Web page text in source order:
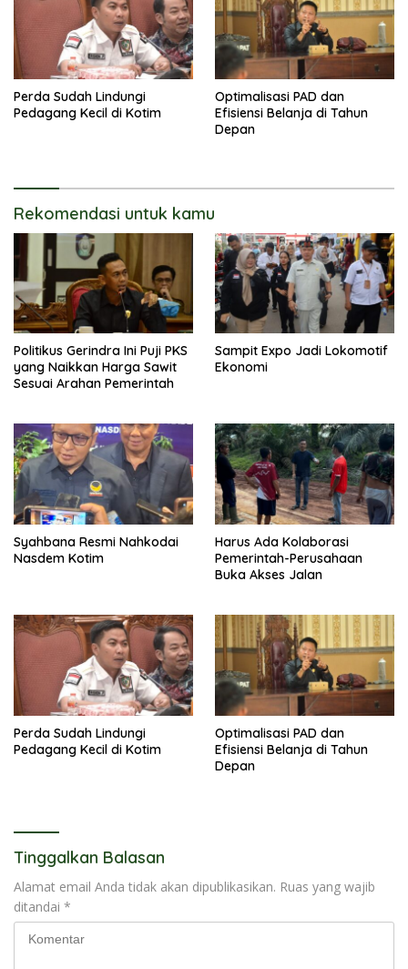
Perda Sudah Lindungi
Pedagang Kecil di Kotim
Optimalisasi PAD dan
Efisiensi Belanja di Tahun
Depan
Rekomendasi untuk kamu
Politikus Gerindra Ini Puji PKS
yang Naikkan Harga Sawit
Sesuai Arahan Pemerintah
Sampit Expo Jadi Lokomotif
Ekonomi
Syahbana Resmi Nahkodai
Nasdem Kotim
Harus Ada Kolaborasi
Pemerintah-Perusahaan
Buka Akses Jalan
Perda Sudah Lindungi
Pedagang Kecil di Kotim
Optimalisasi PAD dan
Efisiensi Belanja di Tahun
Depan
Tinggalkan Balasan
Alamat email Anda tidak akan dipublikasikan. Ruas yang wajib
ditandai *